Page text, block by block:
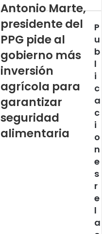
Antonio Marte,
presidente del
PPG pide al
gobierno más
inversión
agrícola para
garantizar
seguridad
alimentaria
P
u
b
l
i
c
a
c
i
o
n
e
s
r
e
l
a